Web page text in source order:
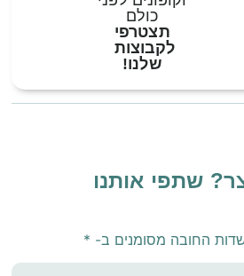
כולם
תצטרפי
לקבוצות
שלנו!
שתפי אותנו
החובה מסומנים ב- *